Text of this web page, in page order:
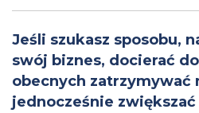
Jeśli szukasz sposobu,
swój biznes, docierać
obecnych zatrzymywać
jednocześnie